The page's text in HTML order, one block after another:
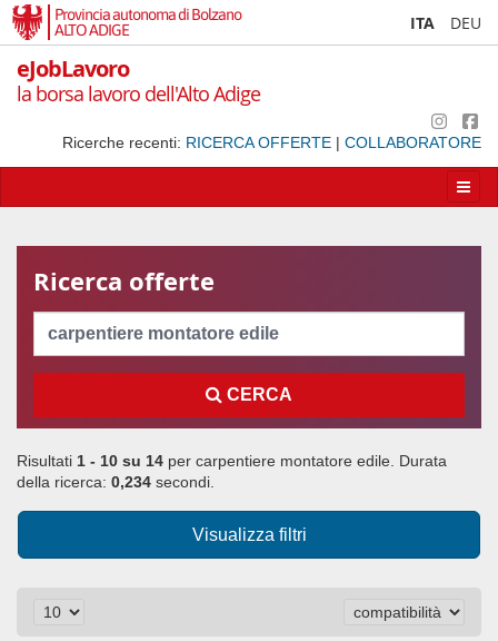
Provincia autonoma di Bolzano
ALTO ADIGE
ITA DEU
eJobLavoro
la borsa lavoro dell'Alto Adige
Ricerche recenti: RICERCA OFFERTE | COLLABORATORE
Apri/
la
Ricerca offerte
CERCA
Risultati 1 - 10 su 14 per carpentiere montatore edile. Durata
della ricerca: 0,234 secondi.
Visualizza filtri